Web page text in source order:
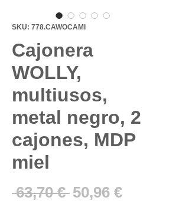
SKU: 778.CAWOCAMI
Cajonera
WOLLY,
multiusos,
metal negro, 2
cajones, MDP
miel
63,70 € Precio
50,96 €Precio